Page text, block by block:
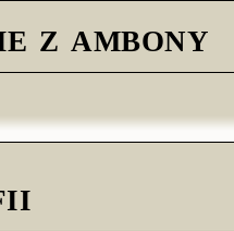
z ambony